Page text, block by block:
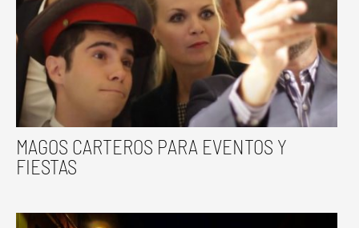
MAGOS CARTEROS PARA EVENTOS Y
FIESTAS